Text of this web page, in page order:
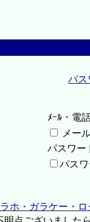
パス
ﾒｰﾙ・電
メー
パスワー
パス
ホ・ガラケー・